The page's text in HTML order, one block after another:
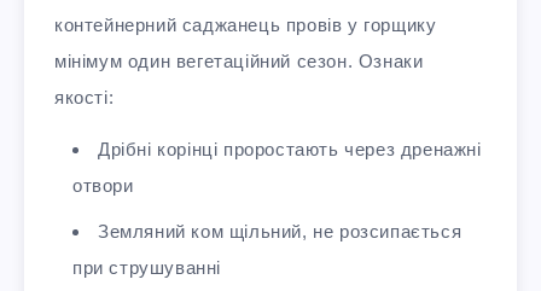
контейнерний саджанець провів у горщику
мінімум один вегетаційний сезон. Ознаки
якості:
Дрібні корінці проростають через дренажні
отвори
Земляний ком щільний, не розсипається
при струшуванні